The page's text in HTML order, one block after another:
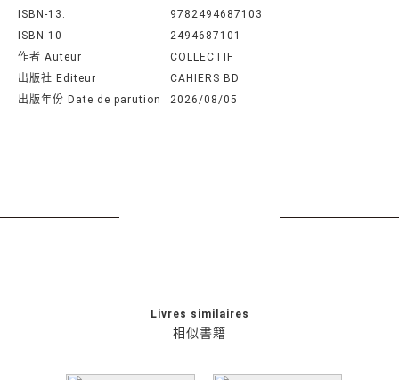
ISBN-13:
9782494687103
ISBN-10
2494687101
作者 Auteur
COLLECTIF
出版社 Editeur
CAHIERS BD
出版年份 Date de parution
2026/08/05
相似書籍
Livres similaires